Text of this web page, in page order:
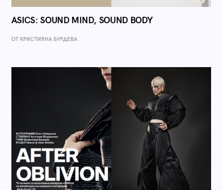
ASICS: SOUND MIND, SOUND BODY
ОТ КРИСТИЯНА БУРДЕВА